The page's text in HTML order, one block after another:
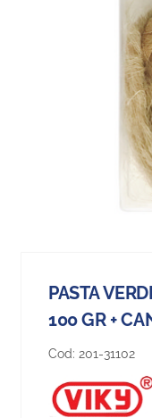
PASTA
100 GR +
Cod: 201-31102